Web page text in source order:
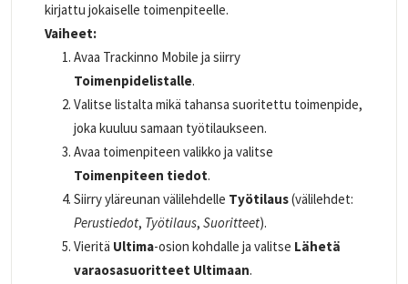
kirjattu jokaiselle toimenpiteelle.
Vaiheet:
Avaa Trackinno Mobile ja siirry
Toimenpidelistalle.
Valitse listalta mikä tahansa suoritettu toimenpide,
joka kuuluu samaan työtilaukseen.
Avaa toimenpiteen valikko ja valitse
Toimenpiteen tiedot.
Siirry yläreunan välilehdelle Työtilaus(välilehdet:
Perustiedot, Työtilaus, Suoritteet).
Vieritä Ultima-osion kohdalle ja valitse Lähetä
varaosasuoritteet Ultimaan.